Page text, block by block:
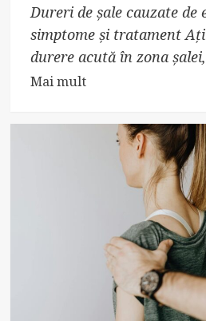
Dureri de șale cauzate de
simptome și tratament
durere acută în zona
Mai multRead
about
reduci
șale
cauzate
efort